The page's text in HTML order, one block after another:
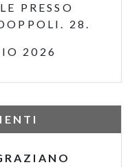
PRESSO
28.
2026